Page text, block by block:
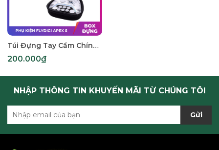
Túi Đựng Tay Cầm Chính Hãng Flydigi Cho Apex 5
200.000₫
NHẬP THÔNG TIN KHUYẾN MÃI TỪ CHÚNG TÔI
Gửi